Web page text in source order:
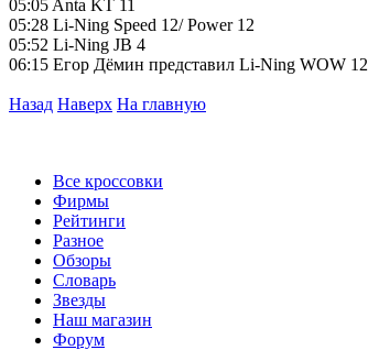
05:05 Anta KT 11
05:28 Li-Ning Speed 12/ Power 12
05:52 Li-Ning JB 4
06:15 Егор Дёмин представил Li-Ning WOW 12
Назад Наверх На главную
Все кроссовки
Фирмы
Рейтинги
Разное
Обзоры
Словарь
Звезды
Наш магазин
Форум